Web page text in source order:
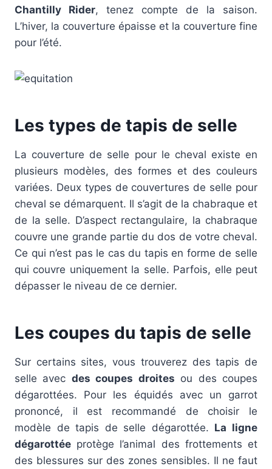
Chantilly Rider, tenez compte de la saison.
L’hiver, la couverture épaisse et la couverture fine
pour l’été.
Les types de tapis de selle
La couverture de selle pour le cheval existe en
plusieurs modèles, des formes et des couleurs
variées. Deux types de couvertures de selle pour
cheval se démarquent. Il s’agit de la chabraque et
de la selle. D’aspect rectangulaire, la chabraque
couvre une grande partie du dos de votre cheval.
Ce qui n’est pas le cas du tapis en forme de selle
qui couvre uniquement la selle. Parfois, elle peut
dépasser le niveau de ce dernier.
Les coupes du tapis de selle
Sur certains sites, vous trouverez des tapis de
selle avec des coupes droites ou des coupes
dégarottées. Pour les équidés avec un garrot
prononcé, il est recommandé de choisir le
modèle de tapis de selle dégarottée. La ligne
dégarottée protège l’animal des frottements et
des blessures sur des zones sensibles. Il ne faut